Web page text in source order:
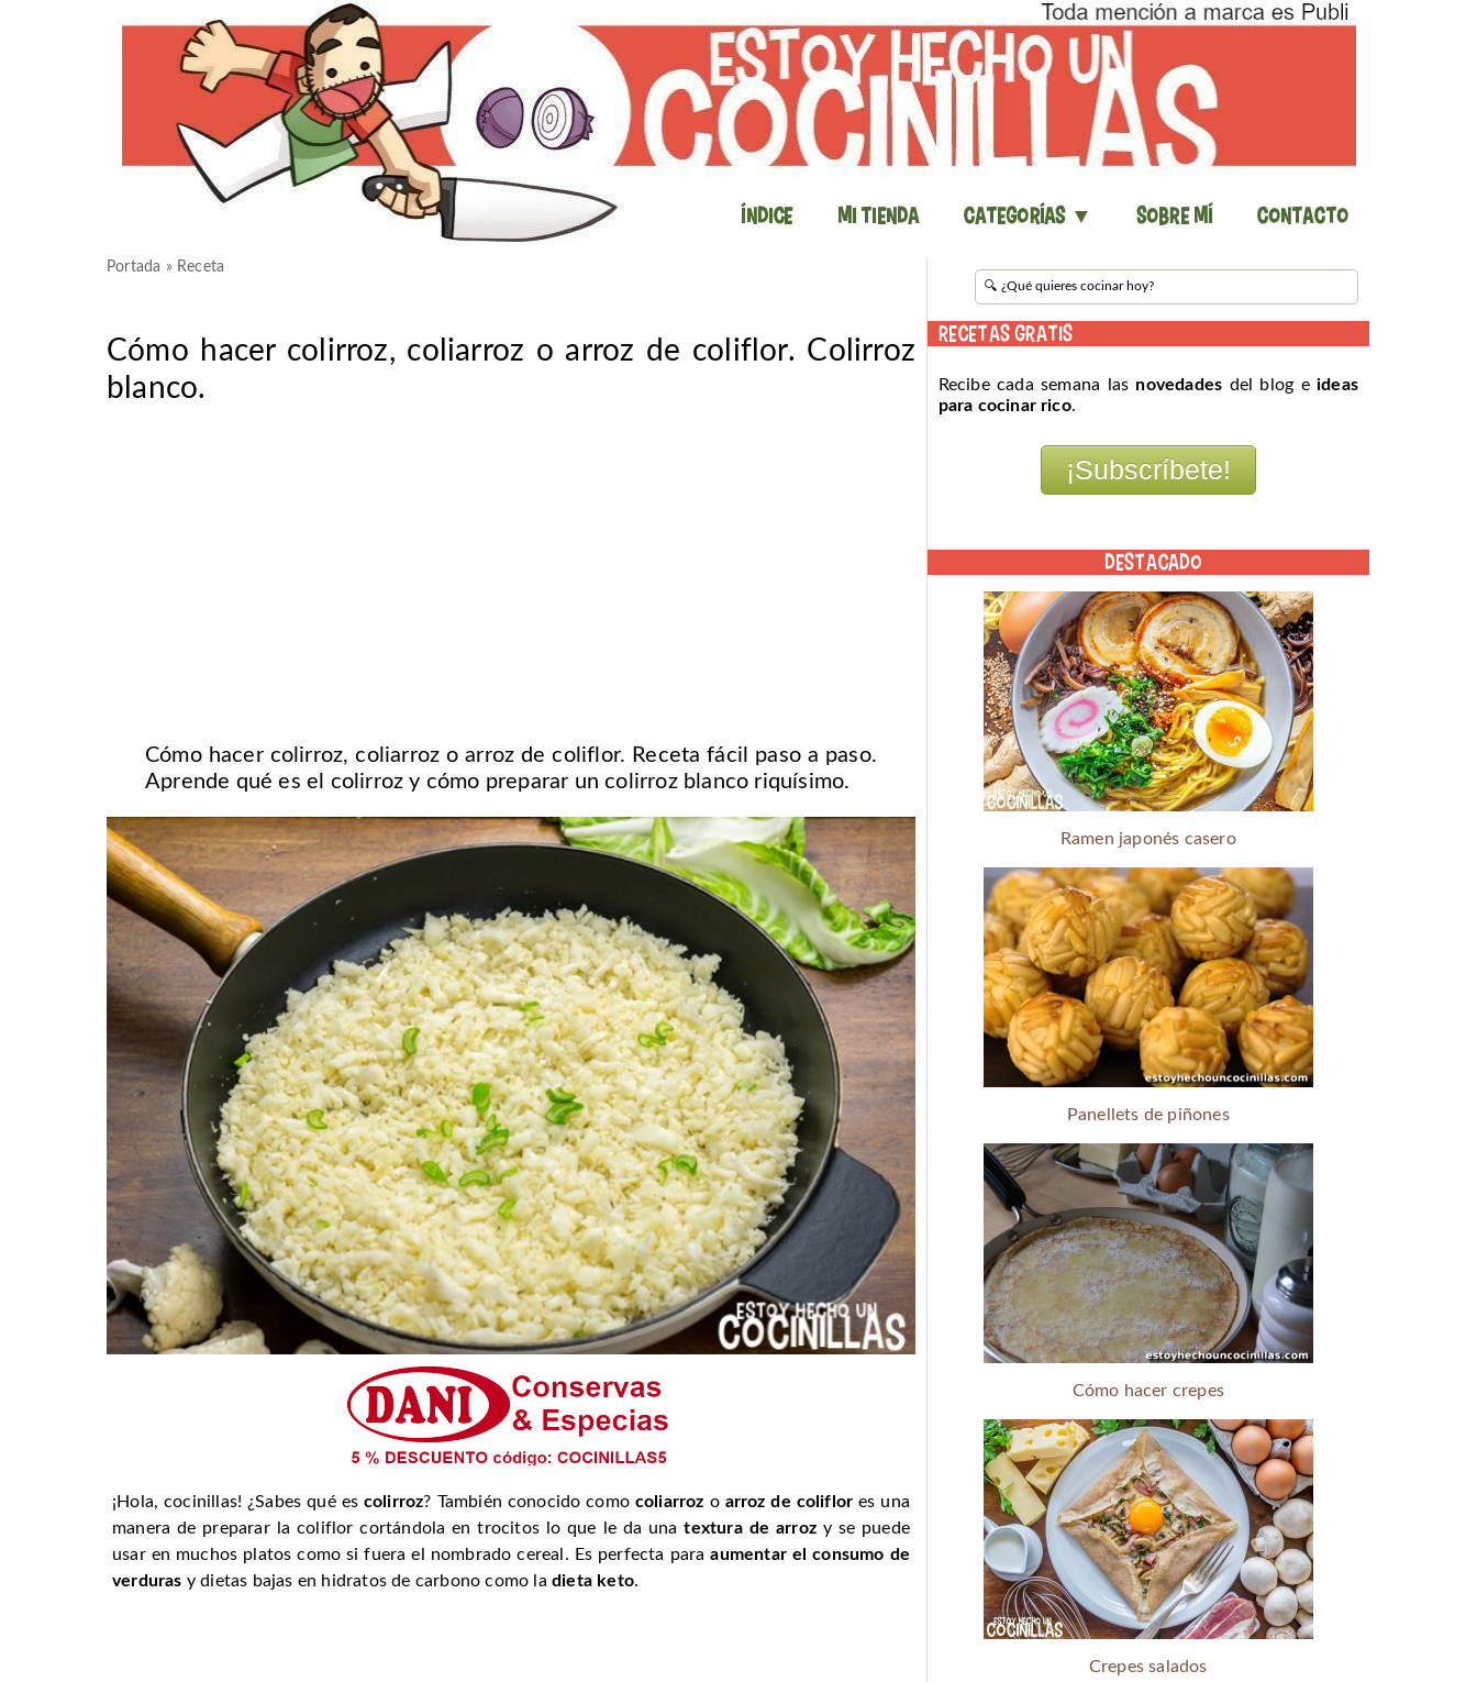
Índice Mi Tienda Categorías ▼ Sobre mí Contacto
Portada » Receta
Cómo hacer colirroz, coliarroz o arroz de coliflor. Colirroz
blanco.
Cómo hacer colirroz, coliarroz o arroz de coliflor. Receta fácil paso a paso.
Aprende qué es el colirroz y cómo preparar un colirroz blanco riquísimo.
¡Hola, cocinillas! ¿Sabes qué es colirroz? También conocido como coliarroz o arroz de coliflor es una
manera de preparar la coliflor cortándola en trocitos lo que le da unatextura de arrozy se puede
usar en muchos platos como si fuera el nombrado cereal. Es perfecta paraaumentar el consumo de
verduras y dietas bajas en hidratos de carbono como ladieta keto.
RECETAS GRATIS
Recibe cada semana las novedades del blog e ideas
para cocinar rico.
DESTACADO
Ramen japonés casero
Panellets de piñones
Cómo hacer crepes
Crepes salados